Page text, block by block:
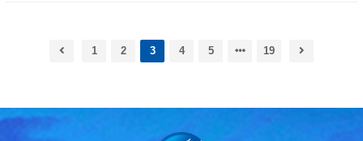
1 2 3 4 5 19